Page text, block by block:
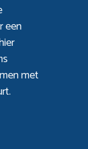
een
met